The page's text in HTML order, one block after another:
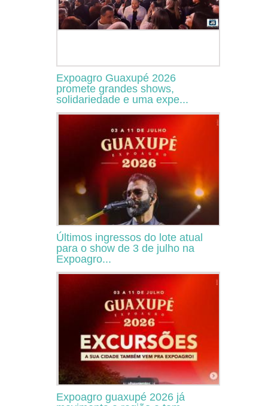
Expoagro Guaxupé 2026
promete grandes shows,
solidariedade e uma expe...
Últimos ingressos do lote atual
para o show de 3 de julho na
Expoagro...
Expoagro guaxupé 2026 já